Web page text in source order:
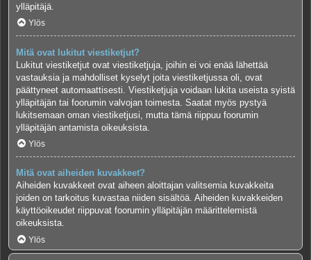
ylläpitäjä.
Ylös
Mitä ovat lukitut viestiketjut?
Lukitut viestiketjut ovat viestiketjuja, joihin ei voi enää lähettää
vastauksia ja mahdolliset kyselyt joita viestiketjussa oli, ovat
päättyneet automaattisesti. Viestiketjuja voidaan lukita useista syistä
ylläpitäjän tai foorumin valvojan toimesta. Saatat myös pystyä
lukitsemaan oman viestiketjusi, mutta tämä riippuu foorumin
ylläpitäjän antamista oikeuksista.
Ylös
Mitä ovat aiheiden kuvakkeet?
Aiheiden kuvakkeet ovat aiheen aloittajan valitsemia kuvakkeita
joiden on tarkoitus kuvastaa niiden sisältöä. Aiheiden kuvakkeiden
käyttöoikeudet riippuvat foorumin ylläpitäjän määrittelemistä
oikeuksista.
Ylös